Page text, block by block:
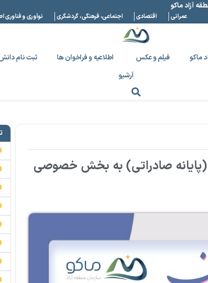
آزاد ماکو
عمرانی اقتصادی اجتماعی، فرهنگی، گردشگری نوآوری و فناوری
ماکو فیلم و عکس اطلاعیه و فراخوان ها ثبت نام
آرشیو
(پایانه صادراتی) به بخش خصوصی